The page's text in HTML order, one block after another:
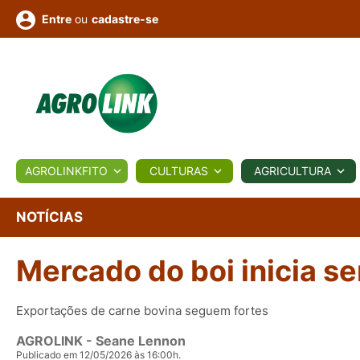
BIOLÓGICOS COTAÇÕES NOTÍCIAS
Conversor Colunistas Eventos
Fotos
Vídeos
Entre ou cadastre-se
AGROLINKFITO CULTURAS AGRICULTURA
NOTÍCIAS
Mercado do boi inicia
Exportações de carne bovina seguem fortes
AGROLINK - Seane Lennon
Publicado em 12/05/2026 às 16:00h.